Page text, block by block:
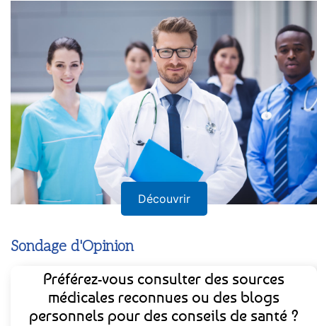
Découvrir
Sondage d'Opinion
Préférez-vous consulter des sources
médicales reconnues ou des blogs
personnels pour des conseils de santé ?